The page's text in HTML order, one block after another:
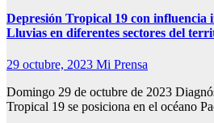
Depresión Tropical 19 con influencia
Lluvias en diferentes sectores del
29 octubre, 2023 Mi Prensa
Domingo 29 de octubre de 2023
Tropical 19 se posiciona en el océano